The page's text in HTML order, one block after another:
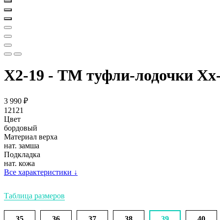
Х2-19 - ТМ туфли-лодочки
3 990 ₽
12121
Цвет
бордовый
Материал верха
нат. замша
Подкладка
нат. кожа
Все характеристики ↓
Таблица размеров